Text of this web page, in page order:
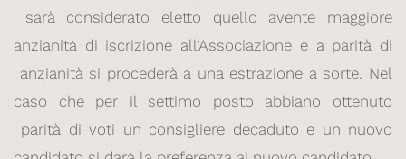
sarà considerato eletto quello avente maggiore
anzianità di iscrizione all’Associazione e a parità di
anzianità si procederà a una estrazione a sorte. Nel
caso che per il settimo posto abbiano ottenuto
parità di voti un consigliere decaduto e un nuovo